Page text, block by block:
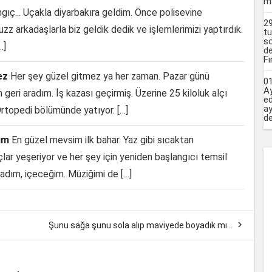
Uçakla diyarbakıra geldim. Önce polisevine
arkadaşlarla biz geldik dedik ve işlemlerimizi yaptırdık.
Her şey güzel gitmez ya her zaman. Pazar günü
aradım. İş kazası geçirmiş. Üzerine 25 kiloluk alçı
bölümünde yatıyor. […]
En güzel mevsim ilk bahar. Yaz gibi sıcaktan
yeşeriyor ve her şey için yeniden başlangıcı temsil
içeceğim. Müziğimi de […]
Şunu sağa şunu sola alıp maviyede boyadık mı… 